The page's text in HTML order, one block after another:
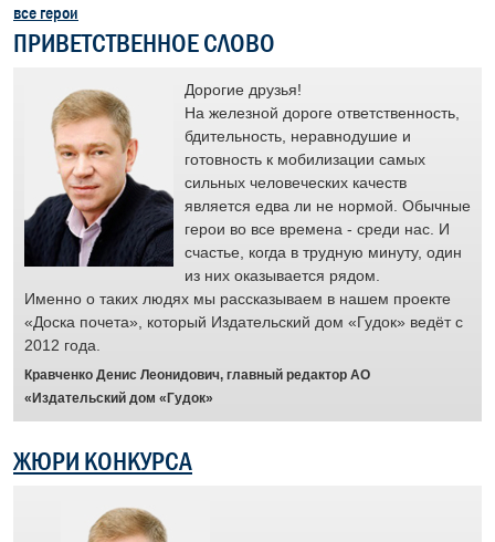
все герои
ПРИВЕТСТВЕННОЕ СЛОВО
Дорогие друзья!
На железной дороге ответственность,
бдительность, неравнодушие и
готовность к мобилизации самых
сильных человеческих качеств
является едва ли не нормой. Обычные
герои во все времена - среди нас. И
счастье, когда в трудную минуту, один
из них оказывается рядом.
Именно о таких людях мы рассказываем в нашем проекте
«Доска почета», который Издательский дом «Гудок» ведёт с
2012 года.
Кравченко Денис Леонидович, главный редактор АО
«Издательский дом «Гудок»
ЖЮРИ КОНКУРСА